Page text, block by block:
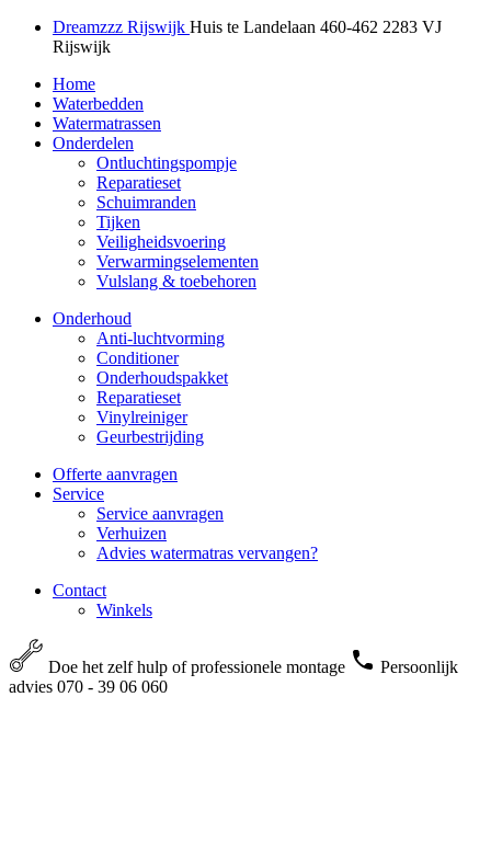
Dreamzzz Rijswijk Huis te Landelaan 460-462 2283 VJ
Rijswijk
Home
Waterbedden
Watermatrassen
Onderdelen
Ontluchtingspompje
Reparatieset
Schuimranden
Tijken
Veiligheidsvoering
Verwarmingselementen
Vulslang & toebehoren
Onderhoud
Anti-luchtvorming
Conditioner
Onderhoudspakket
Reparatieset
Vinylreiniger
Geurbestrijding
Offerte aanvragen
Service
Service aanvragen
Verhuizen
Advies watermatras vervangen?
Contact
Winkels
Doe het zelf hulp of professionele montage
Persoonlijk
advies 070 - 39 06 060